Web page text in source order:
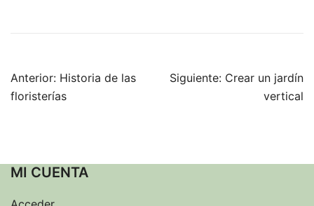
Navegación
de
Anterior: Historia de las
floristerías
Siguiente: Crear un jardín
vertical
MI CUENTA